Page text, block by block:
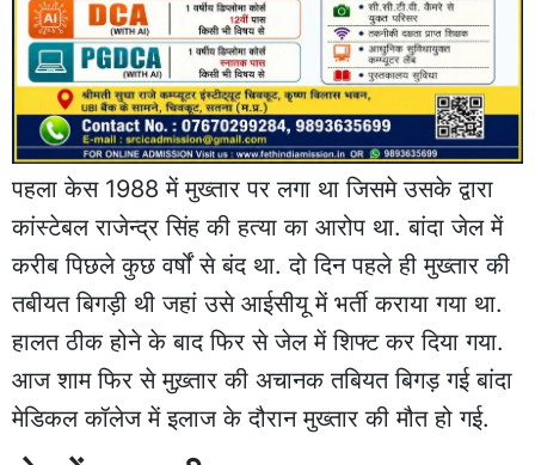
पहला केस 1988 में मुख्तार पर लगा था जिसमे उसके द्वारा
कांस्टेबल राजेन्द्र सिंह की हत्या का आरोप था. बांदा जेल में
करीब पिछले कुछ वर्षों से बंद था. दो दिन पहले ही मुख्तार की
तबीयत बिगड़ी थी जहां उसे आईसीयू में भर्ती कराया गया था.
हालत ठीक होने के बाद फिर से जेल में शिफ्ट कर दिया गया.
आज शाम फिर से मुख़्तार की अचानक तबियत बिगड़ गई बांदा
मेडिकल कॉलेज में इलाज के दौरान मुख्तार की मौत हो गई.